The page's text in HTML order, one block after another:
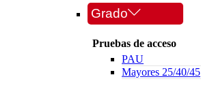
Grado
Pruebas de acceso
PAU
Mayores 25/40/45